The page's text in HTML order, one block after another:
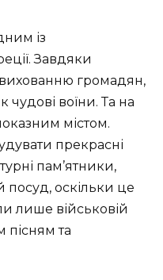
із
Завдяки
громадян,
чудові воїни. Та на
містом.
прекрасні
пам’ятники,
оскільки це
лише військовій
пісням та